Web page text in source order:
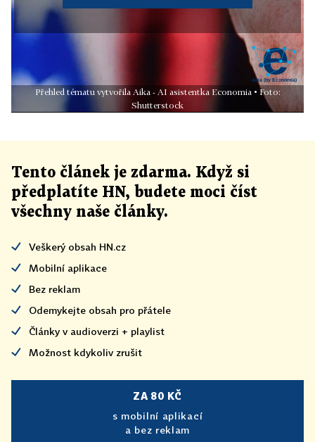
Přehled tématu vytvořila Aika - AI asistentka Economia • Foto:
Shutterstock
Tento článek je zdarma. Když si
předplatíte HN, budete moci číst
všechny naše články.
Veškerý obsah HN.cz
Mobilní aplikace
Bez reklam
Odemykejte obsah pro přátele
Články v audioverzi + playlist
Možnost kdykoliv zrušit
ZA 80 KČ
s mobilní aplikací
a bez reklam